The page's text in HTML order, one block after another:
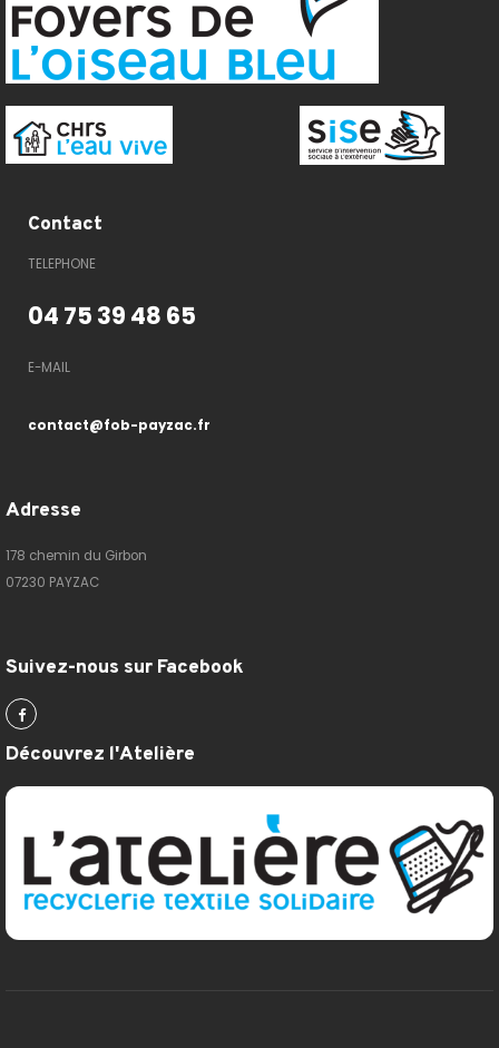
Contact
TELEPHONE
04 75 39 48 65
E-MAIL
contact@fob-payzac.fr
Adresse
178 chemin du Girbon
07230 PAYZAC
Suivez-nous sur Facebook
Découvrez l'Atelière